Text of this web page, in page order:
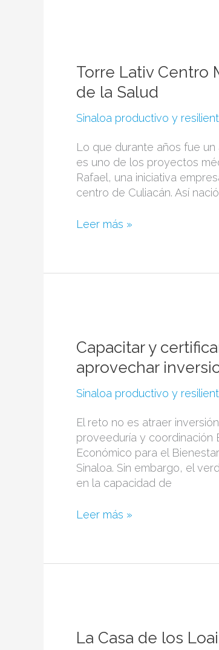
Torre Lativ Centro
de la Salud
Sinaloa productivo y
Lo que durante años fue
es uno de los proyectos
Rafael, una iniciativa
centro de Culiacán. Así
Centro
Médico,
una
de
anclas
del
Andador
de
Salud
Leer más »
Capacitar y
aprovechar
Sinaloa productivo y
El reto no es atraer
proveeduría y coordinación
Económico para el
Sinaloa. Sin embargo, el
en la capacidad de
certificar
capital
humano,
prioridad
aprovechar
inversiones
en
Topolobampo
Leer más »
La Casa de los
de